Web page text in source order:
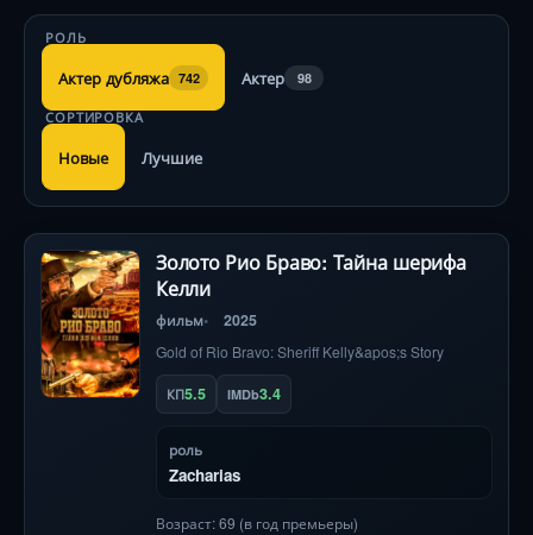
РОЛЬ
Актер дубляжа 742 Актер 98
СОРТИРОВКА
Новые Лучшие
Золото Рио Браво: Тайна шерифа
Келли
фильм 2025
Gold of Rio Bravo: Sheriff Kelly&apos;s Story
КП5.5 IMDb3.4
роль
Zacharias
Возраст: 69 (в год премьеры)